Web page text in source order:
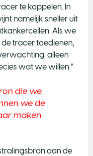
te koppelen. In
namelijk sneller uit
Als we
tracer toedienen,
alleen
wat we willen.”
die we
we de
maken
aan de